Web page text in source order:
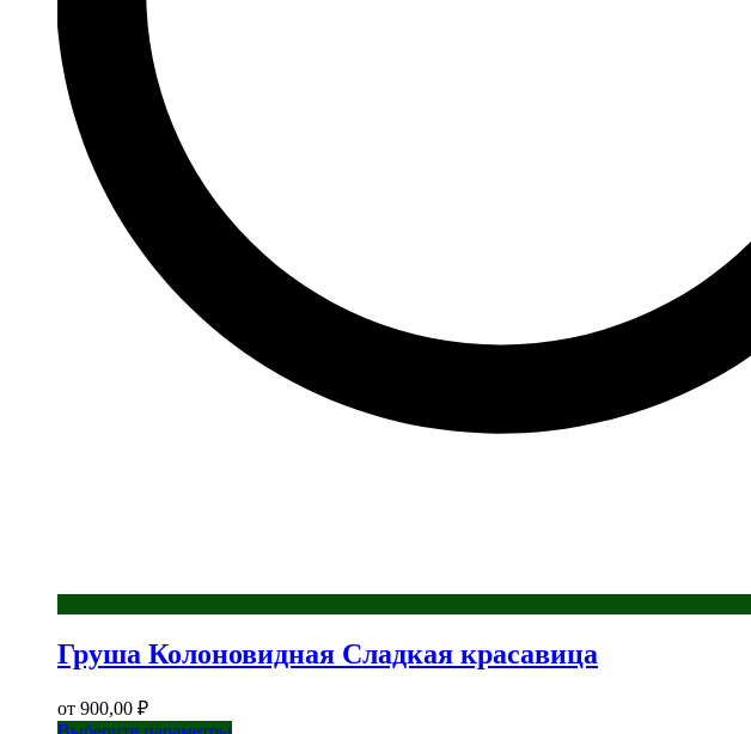
Груша Колоновидная Сладкая красавица
от 900,00 ₽